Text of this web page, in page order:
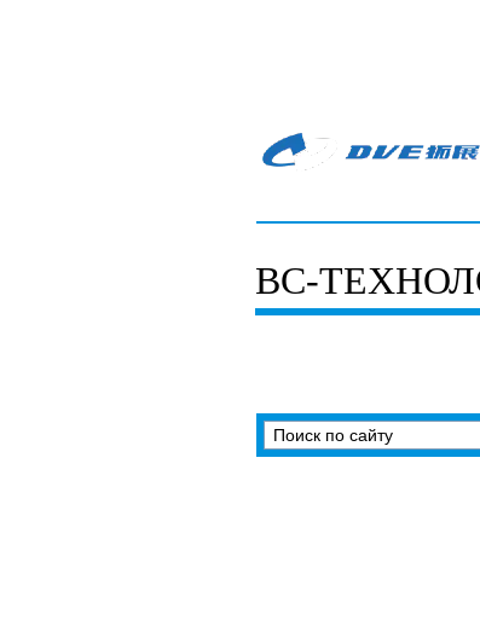
ВС-